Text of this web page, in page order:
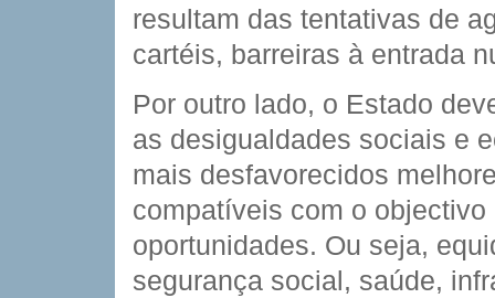
resultam das tentativas de
cartéis, barreiras à entrada
Por outro lado, o Estado
as desigualdades sociais e
mais desfavorecidos
compatíveis com o
oportunidades. Ou seja,
segurança social, saúde,